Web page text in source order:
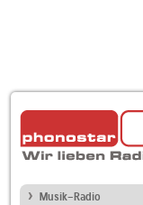
Musik-Radio